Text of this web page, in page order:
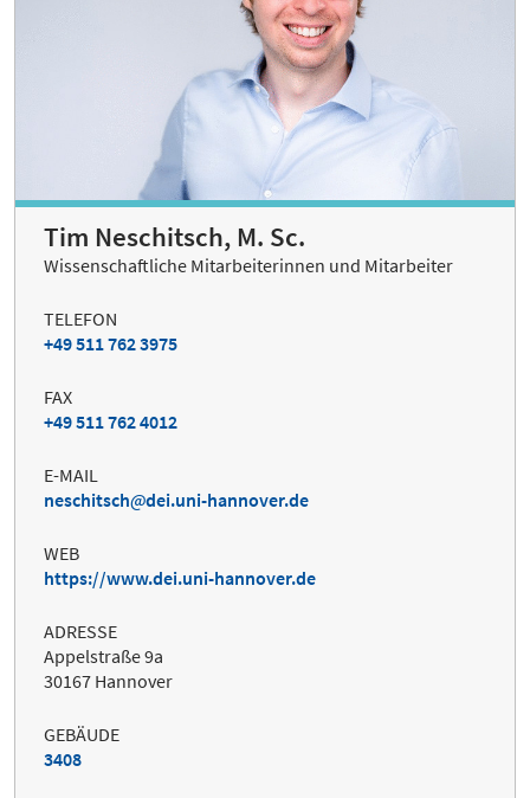
Tim Neschitsch, M. Sc.
Wissenschaftliche Mitarbeiterinnen und Mitarbeiter
TELEFON
+49 511 762 3975
FAX
+49 511 762 4012
E-MAIL
neschitsch
dei.uni-hannover.de
WEB
https://www.dei.uni-hannover.de
ADRESSE
Appelstraße 9a
30167 Hannover
GEBÄUDE
3408